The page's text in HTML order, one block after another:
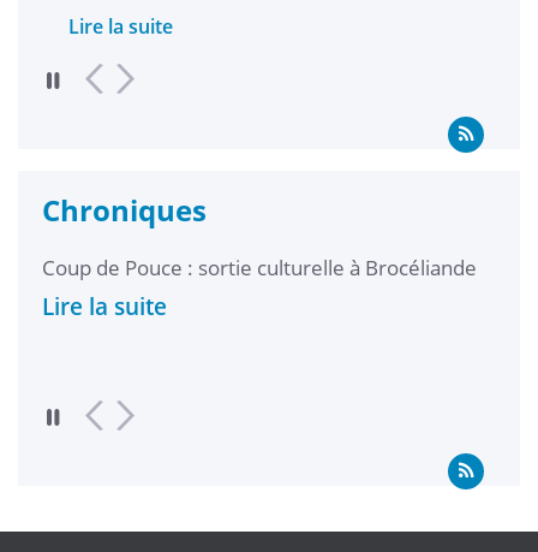
Lire la suite
Chroniques
Coup de Pouce : sortie culturelle à Brocéliande
Lire la suite